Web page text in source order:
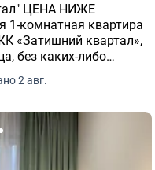
ЦЕНА НИЖЕ
«Затишний квартал»,
без каких-либо
Сдача
2027 года.
2 авг.